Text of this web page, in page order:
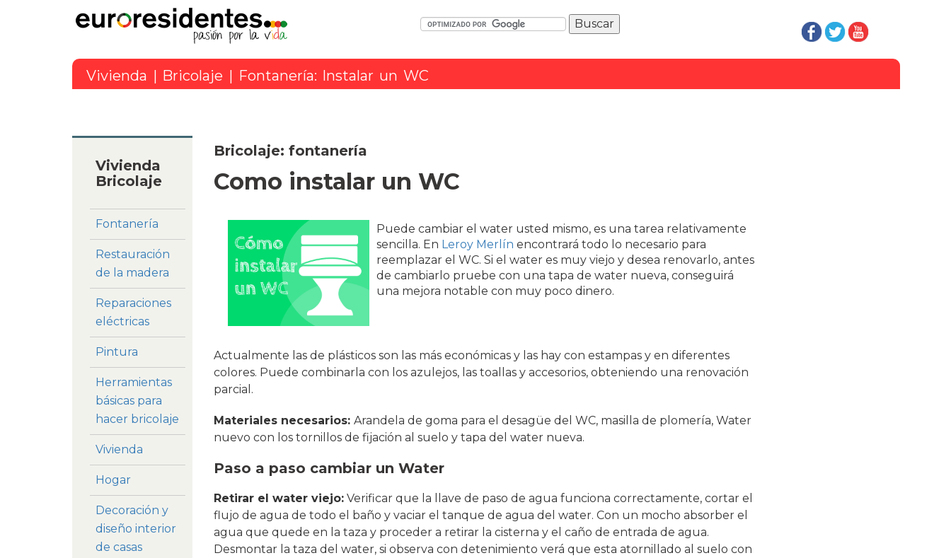
Vivienda | Bricolaje | Fontanería: Instalar un WC
Bricolaje: fontanería
Como instalar un WC
Puede cambiar el water usted mismo, es una tarea relativamente
sencilla. En Leroy Merlín encontrará todo lo necesario para
reemplazar el WC. Si el water es muy viejo y desea renovarlo, antes
de cambiarlo pruebe con una tapa de water nueva, conseguirá
una mejora notable con muy poco dinero.
Actualmente las de plásticos son las más económicas y las hay con estampas y en diferentes
colores. Puede combinarla con los azulejos, las toallas y accesorios, obteniendo una renovación
parcial.
Materiales necesarios: Arandela de goma para el desagüe del WC, masilla de plomería, Water
nuevo con los tornillos de fijación al suelo y tapa del water nueva.
Paso a paso cambiar un Water
Retirar el water viejo: Verificar que la llave de paso de agua funciona correctamente, cortar el
flujo de agua de todo el baño y vaciar el tanque de agua del water. Con un mocho absorber el
agua que quede en la taza y proceder a retirar la cisterna y el caño de entrada de agua.
Desmontar la taza del water, si observa con detenimiento verá que esta atornillado al suelo con
Vivienda
Bricolaje
Fontanería
Restauración
de la madera
Reparaciones
eléctricas
Pintura
Herramientas
básicas para
hacer bricolaje
Vivienda
Hogar
Decoración y
diseño interior
de casas